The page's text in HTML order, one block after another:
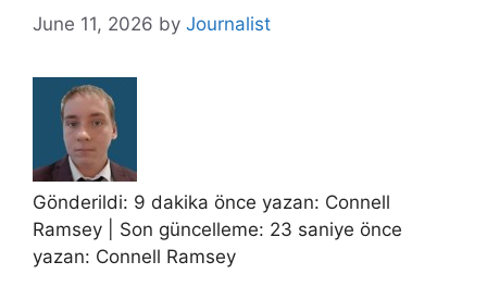
June 11, 2026 by Journalist
Gönderildi: 9 dakika önce yazan: Connell
Ramsey | Son güncelleme: 23 saniye önce
yazan: Connell Ramsey